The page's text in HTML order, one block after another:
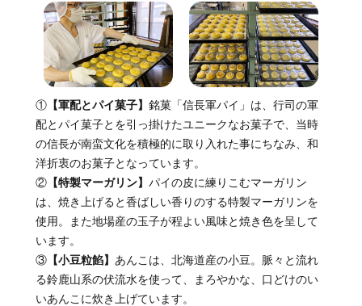
① 【軍配とパイ菓子】銘菓「信長軍パイ」は、行司の軍
配とパイ菓子とを引っ掛けたユニークなお菓子で、当時
の信長が南蛮文化を積極的に取り入れた事にちなみ、和
洋折衷のお菓子となっています。
② 【特製マーガリン】パイの皮に練りこむマーガリン
は、焼き上げると香ばしい香りのする特製マーガリンを
使用。また地場産の玉子が程よい風味と焼き色を呈して
います。
③ 【小豆粒餡】 あんこは、北海道産の小豆。脈々と流れ
る鈴鹿山系の伏流水を使って、まろやかな、口どけのい
いあんこに炊き上げています。